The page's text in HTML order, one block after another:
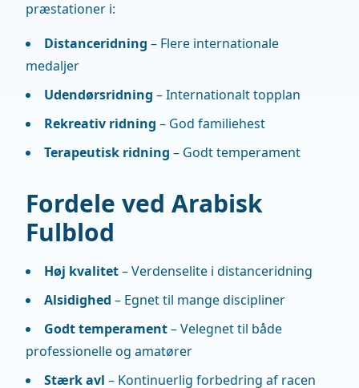
præstationer i:
Distanceridning – Flere internationale
medaljer
Udendørsridning – Internationalt topplan
Rekreativ ridning – God familiehest
Terapeutisk ridning – Godt temperament
Fordele ved Arabisk
Fulblod
Høj kvalitet– Verdenselite i distanceridning
Alsidighed – Egnet til mange discipliner
Godt temperament– Velegnet til både
professionelle og amatører
Stærk avl – Kontinuerlig forbedring af racen